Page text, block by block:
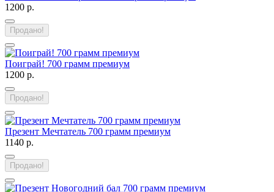
1200 р.
Продано!
Поиграй! 700 грамм премиум
1200 р.
Продано!
Презент Мечтатель 700 грамм премиум
1140 р.
Продано!